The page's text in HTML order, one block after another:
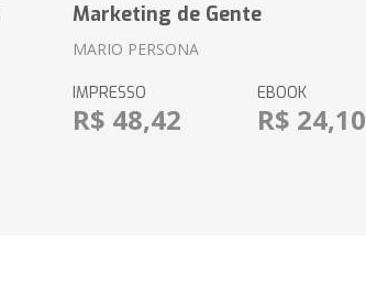
Marketing de Gente
MARIO PERSONA
IMPRESSO
R$ 48,42
EBOOK
R$ 24,10